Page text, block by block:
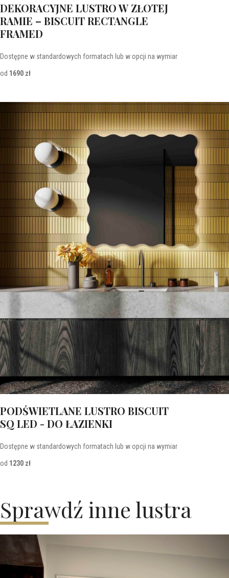
DEKORACYJNE LUSTRO W ZŁOTEJ
RAMIE – BISCUIT RECTANGLE
FRAMED
Dostępne w standardowych formatach lub w opcji na wymiar
od 1690 zł
PODŚWIETLANE LUSTRO BISCUIT
SQ LED - DO ŁAZIENKI
Dostępne w standardowych formatach lub w opcji na wymiar
od 1230 zł
Sprawdź inne lustra